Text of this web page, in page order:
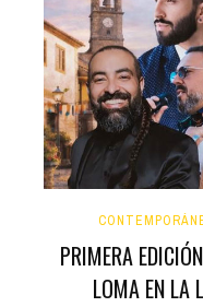
PRIMERA
LOMA EN LA